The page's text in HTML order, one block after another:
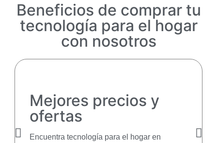
Beneficios de comprar tu
tecnología para el hogar
con nosotros
Mejores precios y
ofertas
Encuentra tecnología para el hogar en